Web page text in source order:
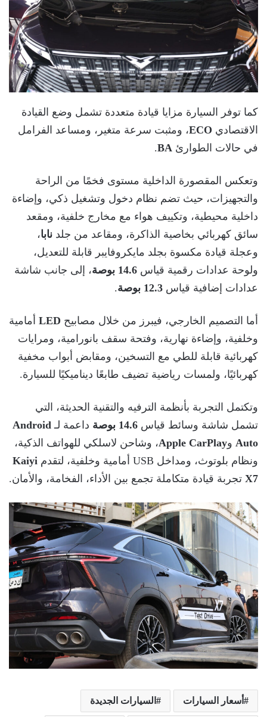
كما توفر السيارة مزايا قيادة متعددة تشمل وضع القيادة
الاقتصادي ECO، ومثبت سرعة متغير، ومساعد الفرامل
في حالات الطوارئ BA
.
وتعكس المقصورة الداخلية مستوى فخمًا من الراحة
والتجهيزات، حيث تضم نظام دخول وتشغيل ذكي، وإضاءة
داخلية محيطية، وتكييف هواء مع مخارج خلفية، ومقعد
سائق كهربائي بخاصية الذاكرة، ومقاعد من جلد نابا،
وعجلة قيادة مكسوة بجلد مايكروفايبر قابلة للتعديل،
ولوحة عدادات رقمية قياس 14.6 بوصة
، إلى جانب شاشة
عدادات إضافية قياس 12.3 بوصة .
أما التصميم الخارجي، فيبرز من خلال مصابيح LED أمامية
وخلفية، وإضاءة نهارية، وفتحة سقف بانورامية، ومرايات
كهربائية قابلة للطي مع التسخين، ومقابض أبواب مخفية
كهربائيًا، ولمسات رياضية تضيف طابعًا ديناميكيًا للسيارة.
وتكتمل التجربة بأنظمة الترفيه والتقنية الحديثة، التي
تشمل شاشة وسائط قياس 14.6 بوصة داعمة لـ Android
Auto وApple CarPlay، وشاحن لاسلكي للهواتف الذكية،
ونظام بلوتوث، ومداخل USB أمامية وخلفية، لتقدم
Kaiyi
X7 تجربة قيادة متكاملة تجمع بين الأداء، الفخامة، والأمان.
أسعار السيارات السيارات الجديدة